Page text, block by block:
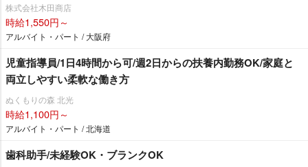
株式会社木田商店
時給1,550円～
アルバイト・パート / 大阪府
児童指導員/1日4時間から可/週2日からの扶養内勤務OK/家庭と
両立しやすい柔軟な働き方
ぬくもりの森 北光
時給1,100円～
アルバイト・パート / 北海道
歯科助手/未経験OK・ブランクOK